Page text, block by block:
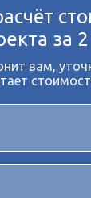
за 2
вам,